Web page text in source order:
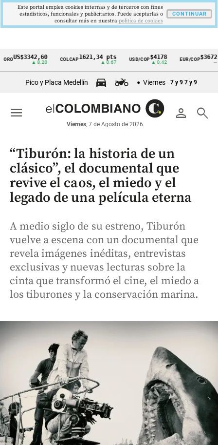
Cintillo
económicos
Colombia
US$3342,60
▲ 8.20
COLCAP 1621,34 pts
▲ 0.67
USD/COP$4178
▲ 0.42
EUR/COP$3672
Pico y Placa Medellín Viernes 7 y 9 7 y 9
person search
Viernes, 7 de Agosto de 2026
menu
“Tiburón: la historia de un
clásico”, el documental que
revive el caos, el miedo y el
legado de una película eterna
A medio siglo de su estreno, Tiburón
vuelve a escena con un documental que
revela imágenes inéditas, entrevistas
exclusivas y nuevas lecturas sobre la
cinta que transformó el cine, el miedo a
los tiburones y la conservación marina.
Este portal emplea cookies internas y de terceros con fines
estadísticos, funcionales y publicitarios. Puede aceptarlas o
consultar más en nuestra politica de cookies
CONTINUAR